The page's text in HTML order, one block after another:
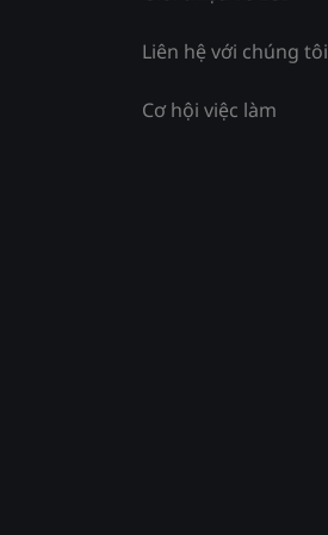
Liên hệ với chúng tôi
Cơ hội việc làm